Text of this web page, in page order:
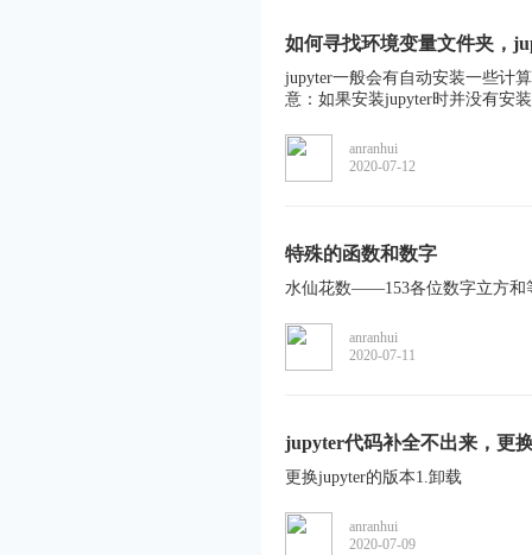
如何寻找环境变量文件夹，
jupyter一般会有自动安装一些计
意：如果安装jupyter时并没有安
anranhui
2020-07-12
特殊的函数和数字
水仙花数——153各位数字立方
anranhui
2020-07-11
jupyter代码补全不出来，更
更换jupyter的版本1.卸载
anranhui
2020-07-09